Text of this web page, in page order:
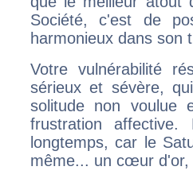
Société, c'est de
harmonieux dans son
Votre vulnérabilité
sérieux et sévère,
solitude non voulue
frustration
longtemps, car le
même... un cœur d'or,